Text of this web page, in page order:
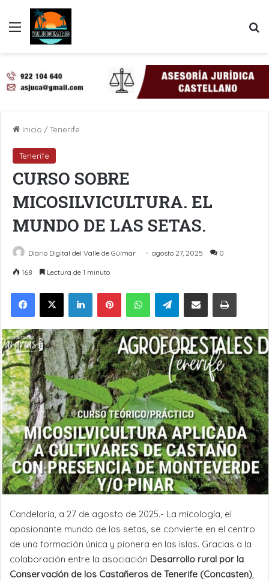
Menú
Inicio /Tenerife
Tenerife
CURSO SOBRE
MICOSILVICULTURA. EL
MUNDO DE LAS SETAS.
Diario Digital del Valle de Güímar agosto 27, 2025 0
168 Lectura de 1 minuto
LinkedInPinterestWhatsAppTelegramCompartir por Email Imprimir
Candelaria, a 27 de agosto de 2025.- La micología, el
apasionante mundo de las setas, se convierte en el centro
de una formación única y pionera en las islas. Gracias a la
colaboración entre la asociación Desarrollo rural por la
Conservación de los Castañeros de Tenerife (Concasten),